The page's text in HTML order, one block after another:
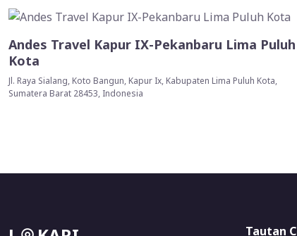
Andes Travel Kapur IX-Pekanbaru Lima Puluh
Kota
Jl. Raya Sialang, Koto Bangun, Kapur Ix, Kabupaten Lima Puluh Kota,
Sumatera Barat 28453, Indonesia
Tautan